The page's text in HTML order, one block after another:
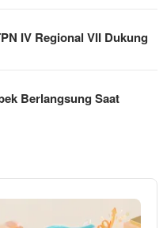
IV Regional VII Dukung
Berlangsung Saat